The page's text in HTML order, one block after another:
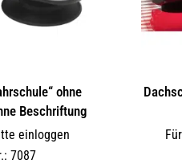
ohne
Beschriftung
einloggen
7087